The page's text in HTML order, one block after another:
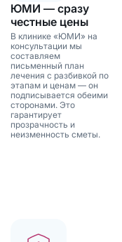
ЮМИ — сразу
честные цены
В клинике «ЮМИ» на
консультации мы
составляем
письменный план
лечения с разбивкой по
этапам и ценам — он
подписывается обеими
сторонами. Это
гарантирует
прозрачность и
неизменность сметы.